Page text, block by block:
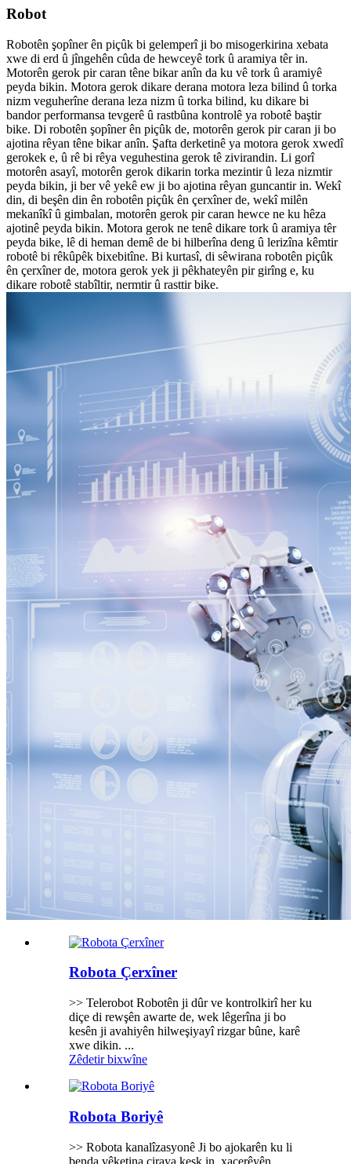
Robot
Robotên şopîner ên piçûk bi gelemperî ji bo misogerkirina xebata
xwe di erd û jîngehên cûda de hewceyê tork û aramiya têr in.
Motorên gerok pir caran têne bikar anîn da ku vê tork û aramiyê
peyda bikin. Motora gerok dikare derana motora leza bilind û torka
nizm veguherîne derana leza nizm û torka bilind, ku dikare bi
bandor performansa tevgerê û rastbûna kontrolê ya robotê baştir
bike. Di robotên şopîner ên piçûk de, motorên gerok pir caran ji bo
ajotina rêyan têne bikar anîn. Şafta derketinê ya motora gerok xwedî
gerokek e, û rê bi rêya veguhestina gerok tê zivirandin. Li gorî
motorên asayî, motorên gerok dikarin torka mezintir û leza nizmtir
peyda bikin, ji ber vê yekê ew ji bo ajotina rêyan guncantir in. Wekî
din, di beşên din ên robotên piçûk ên çerxîner de, wekî milên
mekanîkî û gimbalan, motorên gerok pir caran hewce ne ku hêza
ajotinê peyda bikin. Motora gerok ne tenê dikare tork û aramiya têr
peyda bike, lê di heman demê de bi hilberîna deng û lerizîna kêmtir
robotê bi rêkûpêk bixebitîne. Bi kurtasî, di sêwirana robotên piçûk
ên çerxîner de, motora gerok yek ji pêkhateyên pir girîng e, ku
dikare robotê stabîltir, nermtir û rasttir bike.
Robota Çerxîner
>> Telerobot Robotên ji dûr ve kontrolkirî her ku
diçe di rewşên awarte de, wek lêgerîna ji bo
kesên ji avahiyên hilweşiyayî rizgar bûne, karê
xwe dikin. ...
Zêdetir bixwîne
Robota Boriyê
>> Robota kanalîzasyonê Ji bo ajokarên ku li
benda vêketina çiraya kesk in, xaçerêyên